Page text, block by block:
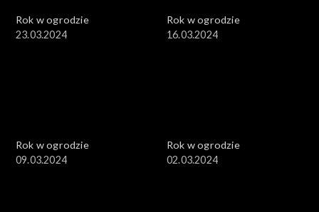
Rok w ogrodzie
23.03.2024
Rok w ogrodzie
16.03.2024
Rok w ogrodzie
09.03.2024
Rok w ogrodzie
02.03.2024